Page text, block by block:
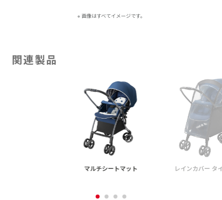
※ 画像はすべてイメージです。
関連製品
マルチシートマット レインカバー タ